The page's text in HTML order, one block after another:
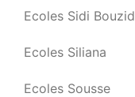
Ecoles Sidi Bouzid
Ecoles Siliana
Ecoles Sousse